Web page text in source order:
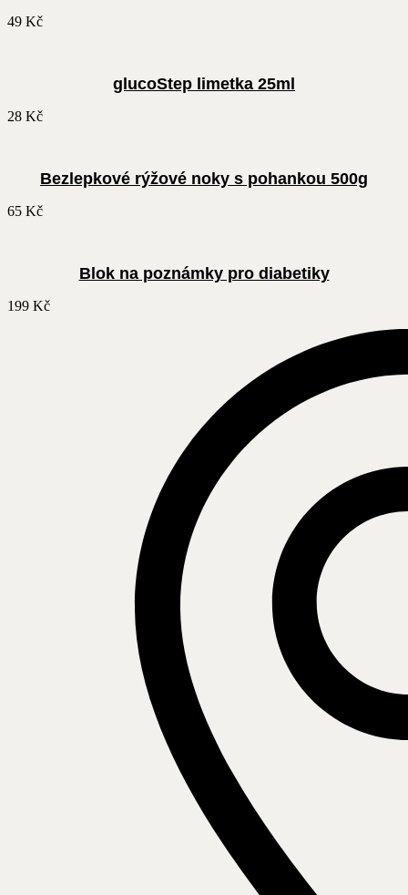
49 Kč
glucoStep limetka 25ml
28 Kč
Bezlepkové rýžové noky s pohankou 500g
65 Kč
Blok na poznámky pro diabetiky
199 Kč